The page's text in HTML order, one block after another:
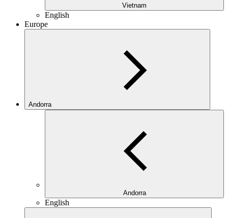
Vietnam
English
Europe
Andorra
Andorra
English